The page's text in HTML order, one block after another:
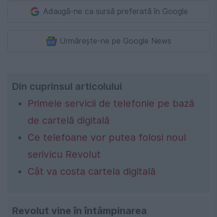
Adaugă-ne ca sursă preferată în Google
Urmărește-ne pe Google News
Din cuprinsul articolului
Primele servicii de telefonie pe bază
de cartelă digitală
Ce telefoane vor putea folosi noul
serivicu Revolut
Cât va costa cartela digitală
Revolut vine în întâmpinarea